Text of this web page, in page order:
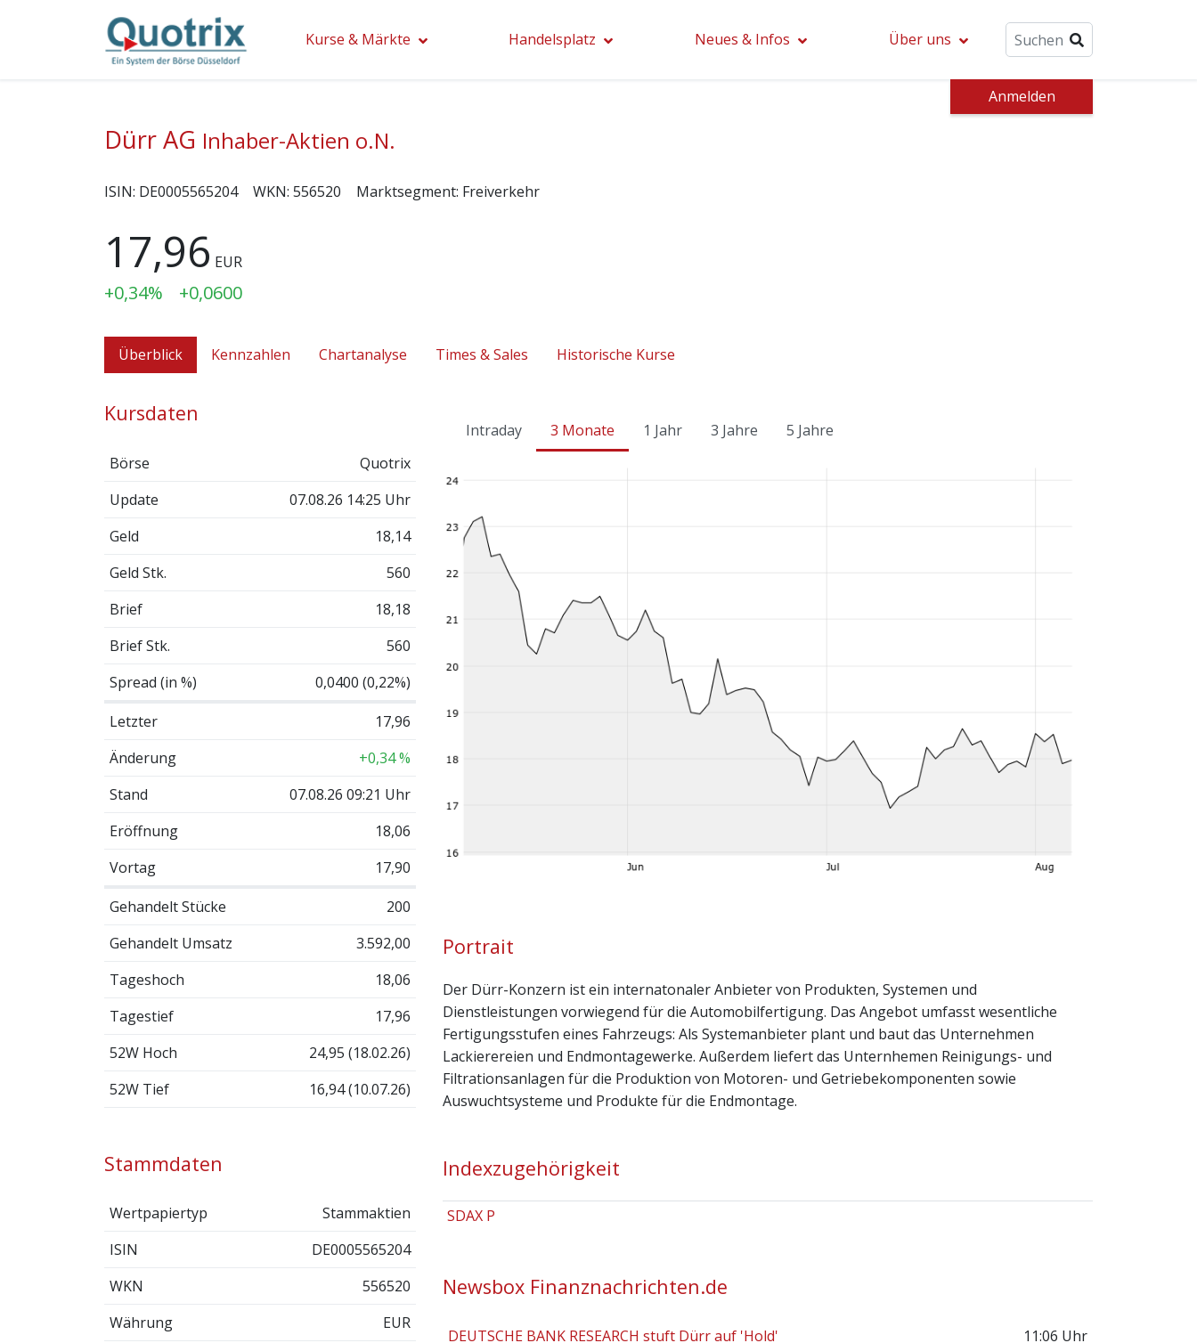
Kurse & Märkte Handelsplatz Neues & Infos Über uns
Anmelden
Dürr AG Inhaber-Aktien o.N.
ISIN: DE0005565204 WKN: 556520 Marktsegment: Freiverkehr
17,96 EUR
+0,34% +0,0600
Überblick Kennzahlen Chartanalyse Times & Sales Historische Kurse
Kursdaten
Börse
Quotrix
Update
07.08.26 14:25 Uhr
Geld
18,14
Geld Stk.
560
Brief
18,18
Brief Stk.
560
Spread (in %)
0,0400 (0,22%)
Letzter
17,96
Änderung
+0,34 %
Stand
07.08.26 09:21 Uhr
Eröffnung
18,06
Vortag
17,90
Gehandelt Stücke
200
Gehandelt Umsatz
3.592,00
Tageshoch
18,06
Tagestief
17,96
52W Hoch
24,95 (18.02.26)
52W Tief
16,94 (10.07.26)
Stammdaten
Wertpapiertyp
Stammaktien
ISIN
DE0005565204
WKN
556520
Währung
EUR
Intraday 3 Monate 1 Jahr 3 Jahre 5 Jahre
Portrait
Der Dürr-Konzern ist ein internatonaler Anbieter von Produkten, Systemen und
Dienstleistungen vorwiegend für die Automobilfertigung. Das Angebot umfasst wesentliche
Fertigungsstufen eines Fahrzeugs: Als Systemanbieter plant und baut das Unternehmen
Lackierereien und Endmontagewerke. Außerdem liefert das Unternhemen Reinigungs- und
Filtrationsanlagen für die Produktion von Motoren- und Getriebekomponenten sowie
Auswuchtsysteme und Produkte für die Endmontage.
Indexzugehörigkeit
SDAX P
Newsbox Finanznachrichten.de
DEUTSCHE BANK RESEARCH stuft Dürr auf 'Hold'
11:06 Uhr